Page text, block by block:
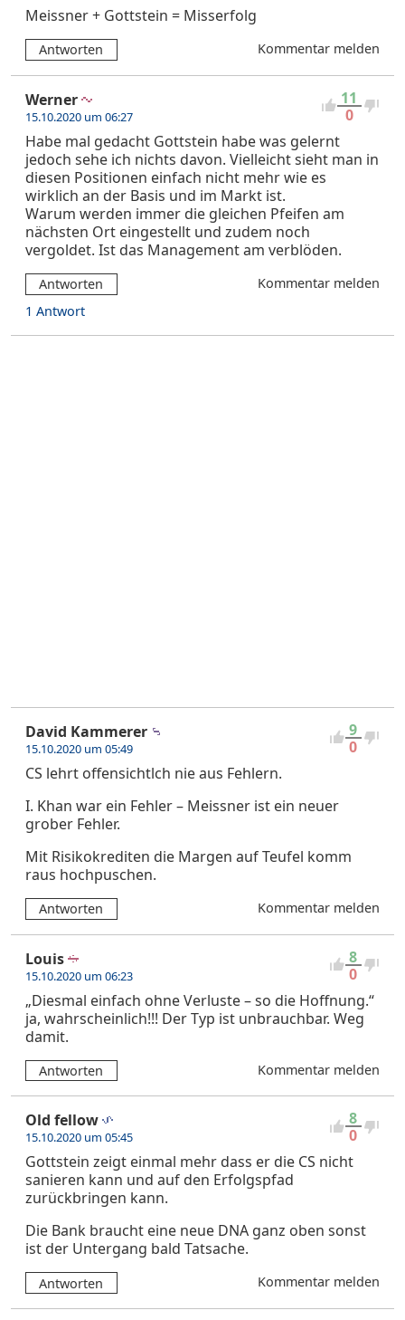
Meissner + Gottstein = Misserfolg
Antworten Kommentar melden
11
0
Werner
15.10.2020 um 06:27
Habe mal gedacht Gottstein habe was gelernt
jedoch sehe ich nichts davon. Vielleicht sieht man in
diesen Positionen einfach nicht mehr wie es
wirklich an der Basis und im Markt ist.
Warum werden immer die gleichen Pfeifen am
nächsten Ort eingestellt und zudem noch
vergoldet. Ist das Management am verblöden.
Antworten
Kommentar melden
1 Antwort
9
0
David Kammerer
15.10.2020 um 05:49
CS lehrt offensichtlch nie aus Fehlern.
I. Khan war ein Fehler – Meissner ist ein neuer
grober Fehler.
Mit Risikokrediten die Margen auf Teufel komm
raus hochpuschen.
Antworten Kommentar melden
8
0
Louis
15.10.2020 um 06:23
„Diesmal einfach ohne Verluste – so die Hoffnung.“
ja, wahrscheinlich!!! Der Typ ist unbrauchbar. Weg
damit.
Antworten Kommentar melden
8
0
Old fellow
15.10.2020 um 05:45
Gottstein zeigt einmal mehr dass er die CS nicht
sanieren kann und auf den Erfolgspfad
zurückbringen kann.
Die Bank braucht eine neue DNA ganz oben sonst
ist der Untergang bald Tatsache.
Antworten Kommentar melden